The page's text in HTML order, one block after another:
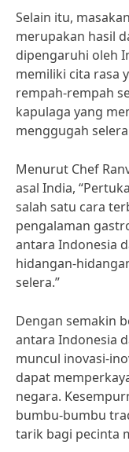
Selain itu,
merupakan hasil
dipengaruhi oleh
memiliki cita rasa
rempah-rempah
kapulaga yang
menggugah
Menurut Chef
asal India,
salah satu cara
pengalaman
antara Indonesia
hidangan-
selera.”
Dengan semakin
antara Indonesia
muncul inovasi-
dapat
negara.
bumbu-bumbu
tarik bagi pecinta